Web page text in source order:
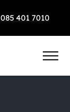
085 401 7010